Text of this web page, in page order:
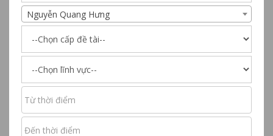
Nguyễn Quang Hưng